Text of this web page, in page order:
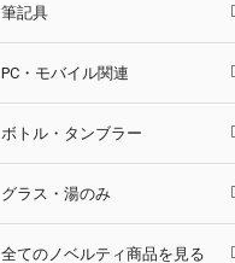
筆記具
PC・モバイル関連
ボトル・タンブラー
グラス・湯のみ
全てのノベルティ商品を見る